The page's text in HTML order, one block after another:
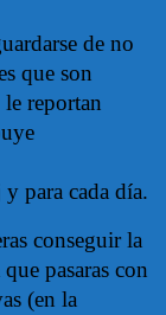
de no
que son
reportan
y para cada día.
conseguir la
pasaras con
(en la